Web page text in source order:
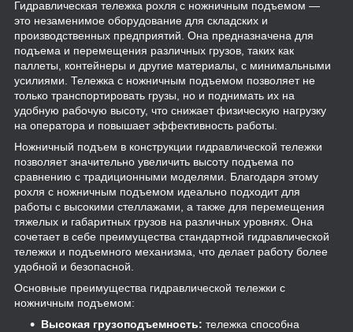
Гидравлическая тележка рохля с ножничным подъемом —
это незаменимое оборудование для складских и
производственных предприятий. Она предназначена для
подъема и перемещения различных грузов, таких как
паллеты, контейнеры и другие материалы, с минимальными
усилиями. Тележка с ножничным подъемом позволяет не
только транспортировать грузы, но и поднимать их на
удобную рабочую высоту, что снижает физическую нагрузку
на оператора и повышает эффективность работы.
Ножничный подъем в конструкции гидравлической тележки
позволяет значительно увеличить высоту подъема по
сравнению с традиционными моделями. Благодаря этому
рохля с ножничным подъемом идеально подходит для
работы с высокими стеллажами, а также для перемещения
тяжелых и габаритных грузов на различных уровнях. Она
сочетает в себе преимущества стандартной гидравлической
тележки и подъемного механизма, что делает работу более
удобной и безопасной.
Основные преимущества гидравлической тележки с
ножничным подъемом:
Высокая грузоподъемность: тележка способна